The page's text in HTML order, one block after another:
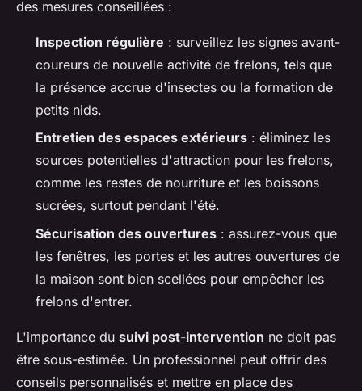
des mesures conseillées :
Inspection régulière : surveillez les signes avant-
coureurs de nouvelle activité de frelons, tels que
la présence accrue d'insectes ou la formation de
petits nids.
Entretien des espaces extérieurs : éliminez les
sources potentielles d'attraction pour les frelons,
comme les restes de nourriture et les boissons
sucrées, surtout pendant l'été.
Sécurisation des ouvertures : assurez-vous que
les fenêtres, les portes et les autres ouvertures de
la maison sont bien scellées pour empêcher les
frelons d'entrer.
L'importance du suivi post-intervention ne doit pas
être sous-estimée. Un professionnel peut offrir des
conseils personnalisés et mettre en place des